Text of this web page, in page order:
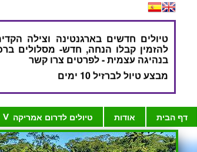
להזמין קבלו הנחה, חדש- מסלולים
בנהיגה עצמית - לפרטים צרו קשר
מבצע טיול לברזיל 10 ימים
מבצע טיול לארגנטינה 10 לילות
מיוחד לפרטים צרו קשר
מבצע טיול לפרו 7 ימים
מבצע מיוחד אקוודור גלפגוס עם
במלונות באיים
טיולים חדשים למקסיקו
מסלולים בשילוב נהיגה עצמית
באוטובוסים הקדימו להרשם
דף הבית אודות טיולים לדרום אמריקה